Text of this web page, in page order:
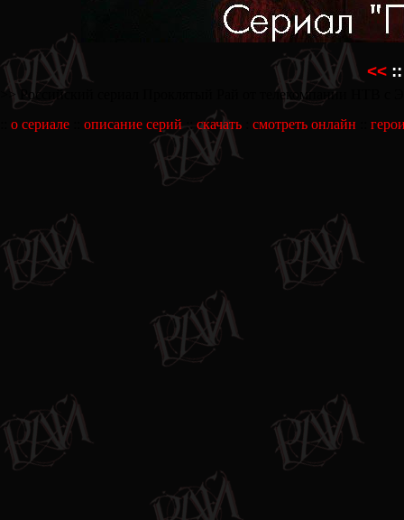
<<::
>> Российский сериал Проклятый Рай от телекомпании НТВ с
о сериале описание серий :: скачать смотреть онлайн